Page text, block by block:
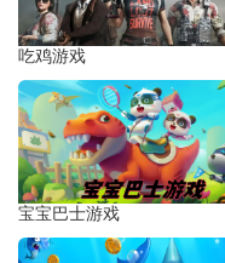
吃鸡游戏
宝宝巴士游戏